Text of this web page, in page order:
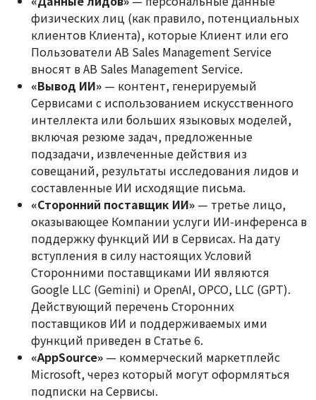
физических лиц (как правило, потенциальных
клиентов Клиента), которые Клиент или его
Пользователи AB Sales Management Service
вносят в AB Sales Management Service.
«Вывод ИИ» — контент, генерируемый
Сервисами с использованием искусственного
интеллекта или больших языковых моделей,
включая резюме задач, предложенные
подзадачи, извлеченные действия из
совещаний, результаты исследования лидов и
составленные ИИ исходящие письма.
«Сторонний поставщик ИИ» — третье лицо,
оказывающее Компании услуги ИИ-инференса в
поддержку функций ИИ в Сервисах. На дату
вступления в силу настоящих Условий
Сторонними поставщиками ИИ являются
Google LLC (Gemini) и OpenAI, OPCO, LLC (GPT).
Действующий перечень Сторонних
поставщиков ИИ и поддерживаемых ими
функций приведен в Статье 6.
«AppSource» — коммерческий маркетплейс
Microsoft, через который могут оформляться
подписки на Сервисы.